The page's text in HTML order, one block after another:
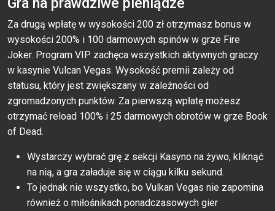
Za drugą wpłatę w wysokości 200 zł otrzymasz bonus w
wysokości 200% i 100 darmowych spinów w grze Fire
Joker. Program VIP zachęca wszystkich aktywnych graczy
w kasynie Vulcan Vegas. Wysokość premii zależy od
statusu, który jest zwiększany w zależności od
zgromadzonych punktów. Za pierwszą wpłatę możesz
otrzymać reload 100% i 25 darmowych obrotów w grze Book
of Dead.
Wystarczy wybrać grę z sekcji Kasyno na żywo, kliknąć
na nią, a gra załaduje się w ciągu kilku sekund.
To jednak nie wszystko, bo Vulkan Vegas nie zapomina
również o miłośnikach ponadczasowych gier